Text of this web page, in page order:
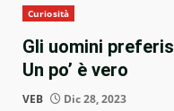
Curiosità
Gli uomini
Un po’ è vero
VEB Dic 28, 2023